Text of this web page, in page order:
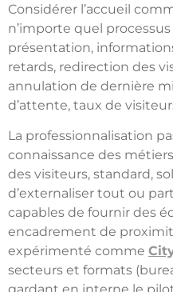
Considérer l’accueil
n’importe quel
présentation,
retards, redirection des
annulation de dernière
d’attente, taux de
La professionnalisation
connaissance des
des visiteurs, standard,
d’externaliser tout ou
capables de fournir des
encadrement de
expérimenté comme
secteurs et formats